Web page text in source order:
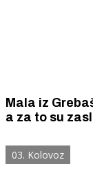
Mala iz
a za to su
03. Kolovoz